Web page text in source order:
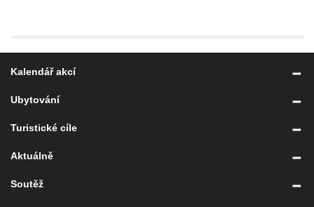
Kalendář akcí
Ubytování
Turistické cíle
Aktuálně
Soutěž